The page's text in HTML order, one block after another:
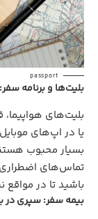
passport
بلیت‌ها و برنامه
بلیت‌های
بسیار محبوب
تماس‌های
باشید تا در مواقع
بیمه سفر: سپری در